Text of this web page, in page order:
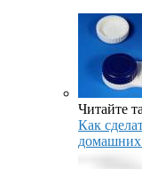
Читайте
Как
домашних